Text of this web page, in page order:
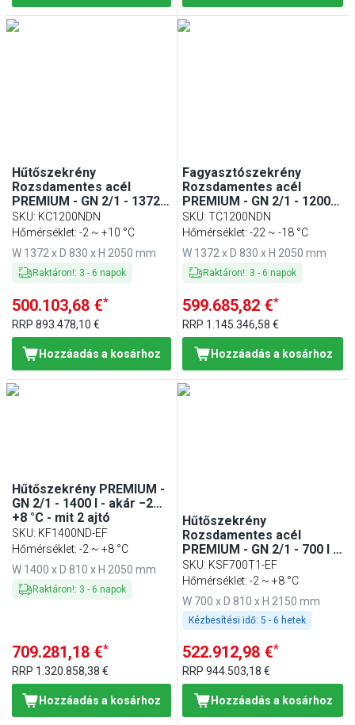
Hűtőszekrény
Rozsdamentes acél
PREMIUM - GN 2/1 - 1372
mm - 1200 l - akár −2…+10
°C - mit 2 ajtó -
automatikus leolvasztás,
belső LED világítás,
SKU: KC1200NDN
Hőmérséklet: -2 ~ +10 °C
W 1372 x D 830 x H 2050 mm
Raktáron!: 3 - 6 napok
500.103,68 €*
RRP 893.478,10 €
Hozzáadás a kosárhoz
Fagyasztószekrény
Rozsdamentes acél
PREMIUM - GN 2/1 - 1200 l
- akár −22…−18 °C - mit 2
ajtó - Légkeveréses
leolvasztás, belső LED
világítás, zárható ajtó,
SKU:TC1200NDN
Hőmérséklet: -22 ~ -18 °C
W 1372 x D 830 x H 2050 mm
Raktáron!: 3 - 6 napok
599.685,82 €*
RRP 1.145.346,58 €
Hozzáadás a kosárhoz
Hűtőszekrény PREMIUM -
GN 2/1 - 1400 l - akár −2…
+8 °C - mit 2 ajtó
SKU: KF1400ND-EF
Hőmérséklet: -2 ~ +8 °C
W 1400 x D 810 x H 2050 mm
Raktáron!: 3 - 6 napok
709.281,18 €*
RRP 1.320.858,38 €
Hozzáadás a kosárhoz
Hűtőszekrény
Rozsdamentes acél
PREMIUM - GN 2/1 - 700 l -
akár +8 °C - mit 1 ajtó -
Umlufthűtés, automatikus
világítás, R290
SKU: KSF700T1-EF
Hőmérséklet: -2 ~ +8 °C
W 700 x D 810 x H 2150 mm
Kézbesítési idő: 5 - 6 hetek
522.912,98 €*
RRP944.503,18 €
Hozzáadás a kosárhoz